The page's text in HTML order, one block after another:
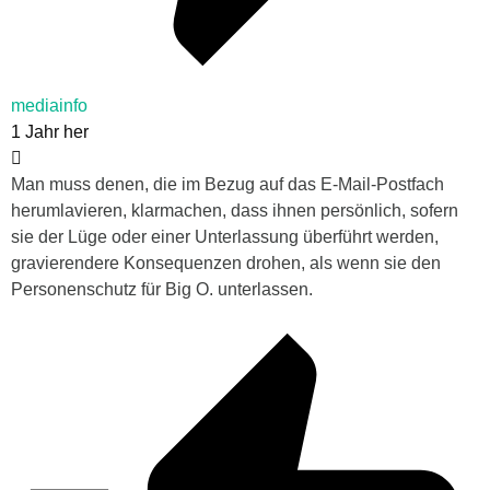
mediainfo
1 Jahr her
Man muss denen, die im Bezug auf das E-Mail-Postfach
herumlavieren, klarmachen, dass ihnen persönlich, sofern
sie der Lüge oder einer Unterlassung überführt werden,
gravierendere Konsequenzen drohen, als wenn sie den
Personenschutz für Big O. unterlassen.